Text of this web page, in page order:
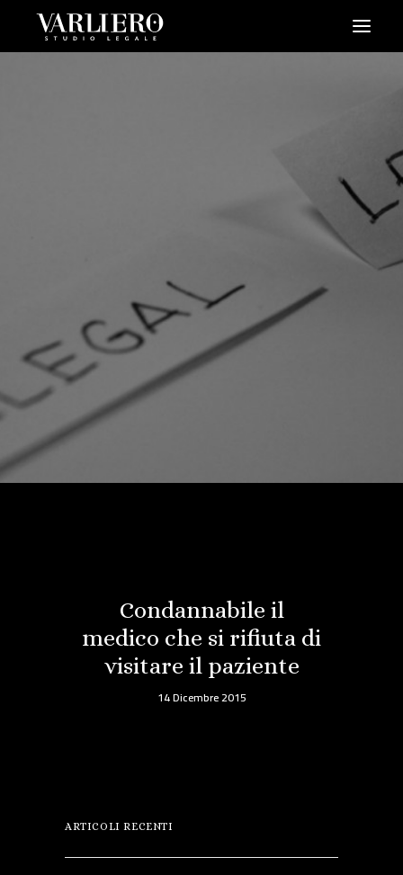
PRENDI UN APPUNTAMENTO
Condannabile il
medico che si rifiuta di
visitare il paziente
14 Dicembre 2015
ARTICOLI RECENTI